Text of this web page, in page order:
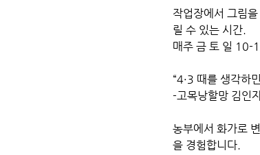
작업장에서 그림
릴 수 있는 시간.
매주 금 토 일 10-
“4·3 때를 생각하
-고목낭할망 김인
농부에서 화가로
을 경험합니다.